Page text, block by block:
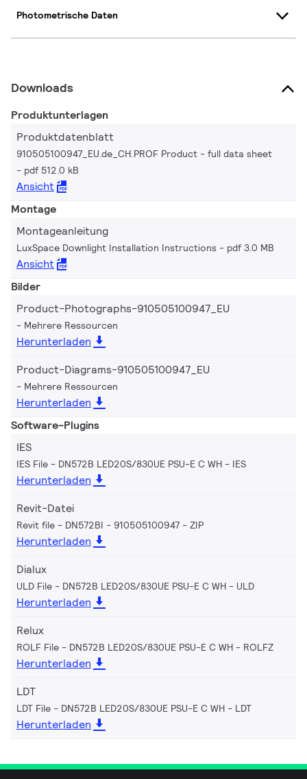
Photometrische Daten
Downloads
Produktunterlagen
Produktdatenblatt
910505100947_EU.de_CH.PROF Product - full data sheet
pdf 512.0 kB
Ansicht
Montage
Montageanleitung
LuxSpace Downlight Installation Instructions pdf 3.0 MB
Ansicht
Bilder
Product-Photographs-910505100947_EU
Mehrere Ressourcen
Herunterladen
Product-Diagrams-910505100947_EU
Mehrere Ressourcen
Herunterladen
Software-Plugins
IES
IES File - DN572B LED20S/830UE PSU-E C WH IES
Herunterladen
Revit-Datei
Revit file - DN572BI - 910505100947 ZIP
Herunterladen
Dialux
ULD File - DN572B LED20S/830UE PSU-E C WH ULD
Herunterladen
Relux
ROLF File - DN572B LED20S/830UE PSU-E C WH ROLFZ
Herunterladen
LDT
LDT File - DN572B LED20S/830UE PSU-E C WH LDT
Herunterladen